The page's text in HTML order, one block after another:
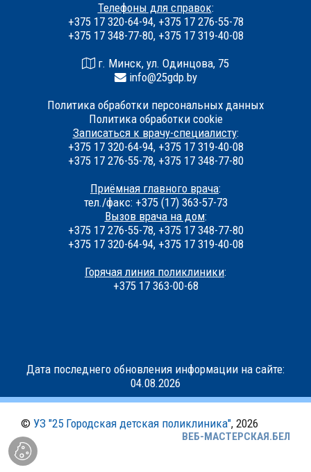
Телефоны для справок:
+375 17 320-64-94, +375 17 276-55-78
+375 17 348-77-80, +375 17 319-40-08
г. Минск, ул. Одинцова, 75
info@25gdp.by
Политика обработки персональных данных
Политика обработки cookie
Записаться к врачу-специалисту:
+375 17 320-64-94, +375 17 319-40-08
+375 17 276-55-78, +375 17 348-77-80
Приёмная главного врача:
тел./факс: +375 (17) 363-57-73
Вызов врача на дом:
+375 17 276-55-78, +375 17 348-77-80
+375 17 320-64-94, +375 17 319-40-08
Горячая линия поликлиники:
+375 17 363-00-68
Дата последнего обновления информации на сайте:
04.08.2026
© УЗ "25 Городская детская поликлиника", 2026
ВЕБ-МАСТЕРСКАЯ.БЕЛ